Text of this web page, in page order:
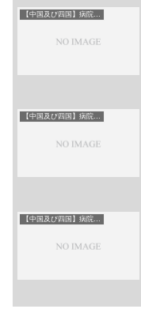
【中国及び四国】病院関係
【中国及び四国】病院関係